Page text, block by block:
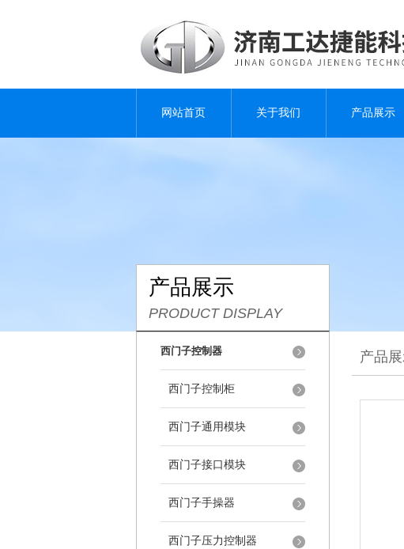
网站首页 关于我们 产品展示
产品展示
PRODUCT DISPLAY
西门子控制器
西门子控制柜
西门子通用模块
西门子接口模块
西门子手操器
西门子压力控制器
产品